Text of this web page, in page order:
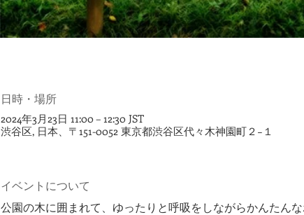
日時・場所
2024年3月23日 11:00 – 12:30 JST
渋谷区, 日本、〒151-0052 東京都渋谷区代々木神園町２−１
イベントについて
公園の木に囲まれて、ゆったりと呼吸をしながらかんたん